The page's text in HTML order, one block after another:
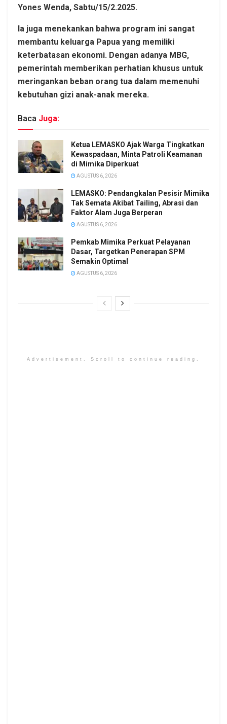
Yones Wenda, Sabtu/15/2.2025.
Ia juga menekankan bahwa program ini sangat
membantu keluarga Papua yang memiliki
keterbatasan ekonomi. Dengan adanya MBG,
pemerintah memberikan perhatian khusus untuk
meringankan beban orang tua dalam memenuhi
kebutuhan gizi anak-anak mereka.
Baca Juga:
Ketua LEMASKO Ajak Warga Tingkatkan
Kewaspadaan, Minta Patroli Keamanan
di Mimika Diperkuat
AGUSTUS 6, 2026
LEMASKO: Pendangkalan Pesisir Mimika
Tak Semata Akibat Tailing, Abrasi dan
Faktor Alam Juga Berperan
AGUSTUS 6, 2026
Pemkab Mimika Perkuat Pelayanan
Dasar, Targetkan Penerapan SPM
Semakin Optimal
AGUSTUS 6, 2026
Advertisement. Scroll to continue reading.